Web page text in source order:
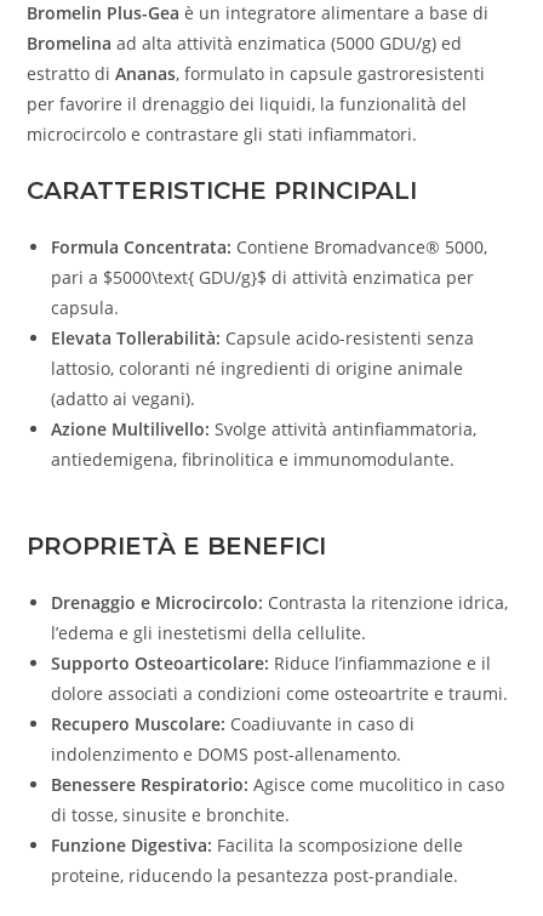
Bromelin Plus-Gea è un integratore alimentare a base di
Bromelina ad alta attività enzimatica (5000 GDU/g) ed
estratto diAnanas, formulato in capsule gastroresistenti
per favorire il drenaggio dei liquidi, la funzionalità del
microcircolo e contrastare gli stati infiammatori.
CARATTERISTICHE PRINCIPALI
Formula Concentrata: Contiene Bromadvance® 5000,
pari a $5000\text{ GDU/g}$ di attività enzimatica per
capsula.
Elevata Tollerabilità: Capsule acido-resistenti senza
lattosio, coloranti né ingredienti di origine animale
(adatto ai vegani).
Azione Multilivello: Svolge attività antinfiammatoria,
antiedemigena, fibrinolitica e immunomodulante.
PROPRIETÀ E BENEFICI
Drenaggio e Microcircolo: Contrasta la ritenzione idrica,
l’edema e gli inestetismi della cellulite.
Supporto Osteoarticolare: Riduce l’infiammazione e il
dolore associati a condizioni come osteoartrite e traumi.
Recupero Muscolare: Coadiuvante in caso di
indolenzimento e DOMS post-allenamento.
Benessere Respiratorio: Agisce come mucolitico in caso
di tosse, sinusite e bronchite.
Funzione Digestiva: Facilita la scomposizione delle
proteine, riducendo la pesantezza post-prandiale.